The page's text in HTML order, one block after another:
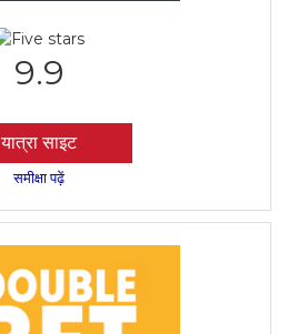
9.9
यात्रा साइट
समीक्षा पढ़ें